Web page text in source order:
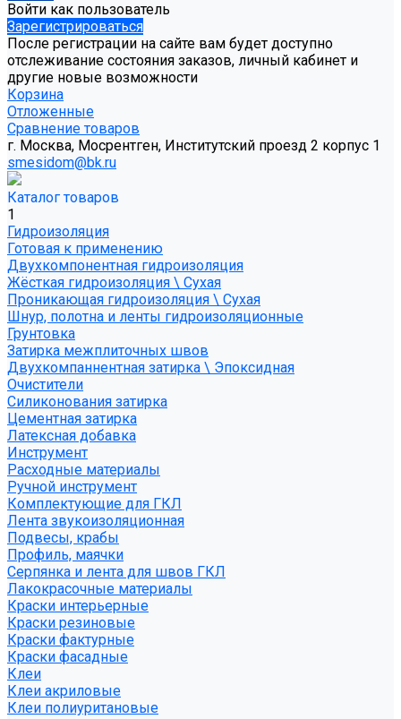
Войти как пользователь
Зарегистрироваться
После регистрации на сайте вам будет доступно
отслеживание состояния заказов, личный кабинет и
другие новые возможности
Корзина
Отложенные
Сравнение товаров
г. Москва, Мосрентген, Институтский проезд 2 корпус 1
smesidom@bk.ru
Каталог товаров
1
Гидроизоляция
Готовая к применению
Двухкомпонентная гидроизоляция
Жёсткая гидроизоляция \ Сухая
Проникающая гидроизоляция \ Сухая
Шнур, полотна и ленты гидроизоляционные
Грунтовка
Затирка межплиточных швов
Двухкомпаннентная затирка \ Эпоксидная
Очистители
Силиконования затирка
Цементная затирка
Латексная добавка
Инструмент
Расходные материалы
Ручной инструмент
Комплектующие для ГКЛ
Лента звукоизоляционная
Подвесы, крабы
Профиль, маячки
Серпянка и лента для швов ГКЛ
Лакокрасочные материалы
Краски интерьерные
Краски резиновые
Краски фактурные
Краски фасадные
Клеи
Клеи акриловые
Клеи полиуритановые